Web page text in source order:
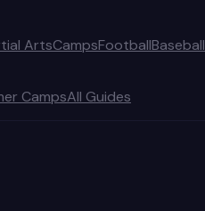
ArtsCampsFootballBaseball
CampsAll Guides